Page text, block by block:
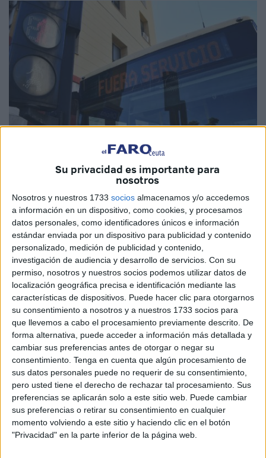
Su privacidad es importante para
nosotros
Nosotros y nuestros 1733 socios almacenamos y/o accedemos
a información en un dispositivo, como cookies, y procesamos
datos personales, como identificadores únicos e información
estándar enviada por un dispositivo para publicidad y contenido
personalizado, medición de publicidad y contenido,
investigación de audiencia y desarrollo de servicios. Con su
permiso, nosotros y nuestros socios podemos utilizar datos de
localización geográfica precisa e identificación mediante las
características de dispositivos. Puede hacer clic para otorgarnos
su consentimiento a nosotros y a nuestros 1733 socios para
que llevemos a cabo el procesamiento previamente descrito. De
forma alternativa, puede acceder a información más detallada y
cambiar sus preferencias antes de otorgar o negar su
consentimiento. Tenga en cuenta que algún procesamiento de
sus datos personales puede no requerir de su consentimiento,
pero usted tiene el derecho de rechazar tal procesamiento. Sus
preferencias se aplicarán solo a este sitio web. Puede cambiar
sus preferencias o retirar su consentimiento en cualquier
momento volviendo a este sitio y haciendo clic en el botón
"Privacidad" en la parte inferior de la página web.
El Boletín Oficial de la Ciudad de Ceuta (BOCCE) recoge
en una edición extraordinaria el decreto de la Consejería
de Medio Ambiente que establece los servicios mínimos
que se van a realizar con motivo de lahuelgade
autobusesprevista para el próximo lunes 18 de abril.
La huelga se llevará a efecto a partir de las 00:00 horas del
próximo lunes y con carácter indefinido. Los servicios
mínimos en cada una de las líneas no son superiores al 50
por ciento, garantizándose dos autobuses por línea, salvo
en las que normalmente tengan menor dotación y sin que
las líneas no alteren su inicio ni final de servicio respecto a
su horario habitual.